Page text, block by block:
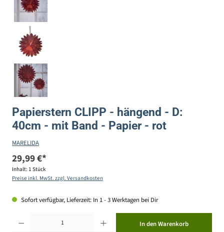
Papierstern CLIPP - hängend - D:
40cm - mit Band - Papier - rot
MARELIDA
29,99 €*
Inhalt: 1 Stück
Preise inkl. MwSt. zzgl. Versandkosten
Sofort verfügbar, Lieferzeit: In 1 - 3 Werktagen bei Dir
In den Warenkorb